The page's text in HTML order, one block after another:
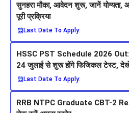
सुनहरा मौका, आवेदन शुरू, जानें योग्यता,
पूरी प्रक्रिया
Last Date To Apply:
HSSC PST Schedule 2026 Out:
24 जुलाई से शुरू होंगे फिजिकल टेस्ट,
Last Date To Apply:
RRB NTPC Graduate CBT-2